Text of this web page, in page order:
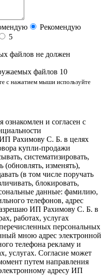
Рекомендую
5
файлов не должен
файлов 10
с нажатием мыши используйте
и согласен с
Рахимову С. Б. в целях
купли-продажи
систематизировать,
(обновлять, изменять),
(в том числе поручать
блокировать,
данные: фамилию,
телефонов, адрес
ИП Рахимову С. Б. в
работах, услугах
персональных
мною адрес электронной
телефона рекламу и
услугах. Согласие может
путем направления
адресу ИП